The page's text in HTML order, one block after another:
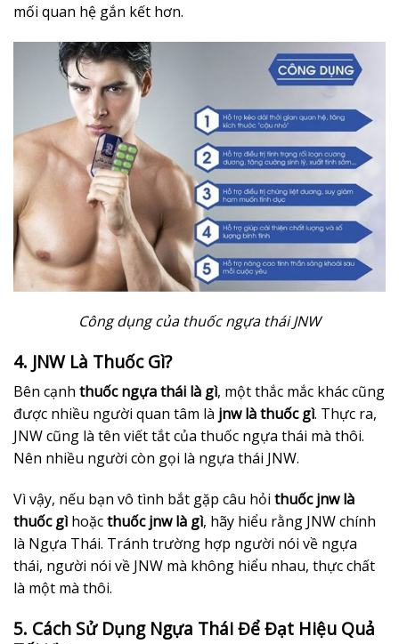
mối quan hệ gắn kết hơn.
Công dụng của thuốc ngựa thái JNW
4. JNW Là Thuốc Gì?
Bên cạnh thuốc ngựa thái là gì, một thắc mắc khác cũng
được nhiều người quan tâm là jnw là thuốc gì. Thực ra,
JNW cũng là tên viết tắt của thuốc ngựa thái mà thôi.
Nên nhiều người còn gọi là ngựa thái JNW.
Vì vậy, nếu bạn vô tình bắt gặp câu hỏi thuốc jnw là
thuốc gìhoặcthuốc jnw là gì, hãy hiểu rằng JNW chính
là Ngựa Thái. Tránh trường hợp người nói về ngựa
thái, người nói về JNW mà không hiểu nhau, thực chất
là một mà thôi.
5. Cách Sử Dụng Ngựa Thái Để Đạt Hiệu Quả